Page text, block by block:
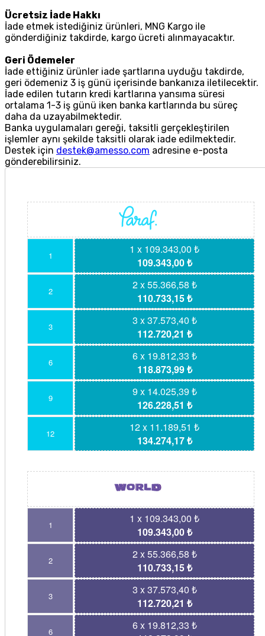
Ücretsiz İade Hakkı
İade etmek istediğiniz ürünleri, MNG Kargo ile
gönderdiğiniz takdirde, kargo ücreti alınmayacaktır.
Geri Ödemeler
İade ettiğiniz ürünler iade şartlarına uyduğu takdirde,
geri ödemeniz 3 iş günü içerisinde bankanıza iletilecektir.
İade edilen tutarın kredi kartlarına yansıma süresi
ortalama 1-3 iş günü iken banka kartlarında bu süreç
daha da uzayabilmektedir.
Banka uygulamaları gereği, taksitli gerçekleştirilen
işlemler aynı şekilde taksitli olarak iade edilmektedir.
Destek için destek@amesso.com adresine e-posta
gönderebilirsiniz.
1
1 x 109.343,00 ₺
109.343,00 ₺
2
2 x 55.366,58 ₺
110.733,15 ₺
3
3 x 37.573,40 ₺
112.720,21 ₺
6
6 x 19.812,33 ₺
118.873,99 ₺
9
9 x 14.025,39 ₺
126.228,51 ₺
12
12 x 11.189,51 ₺
134.274,17 ₺
1
1 x 109.343,00 ₺
109.343,00 ₺
2
2 x 55.366,58 ₺
110.733,15 ₺
3
3 x 37.573,40 ₺
112.720,21 ₺
6
6 x 19.812,33 ₺